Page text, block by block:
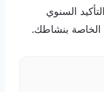
السنوي
الخاصة بنشاطك.